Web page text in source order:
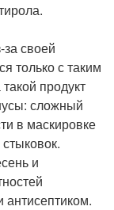
своей
только с таким
продукт
сложный
в маскировке
и
антисептиком.